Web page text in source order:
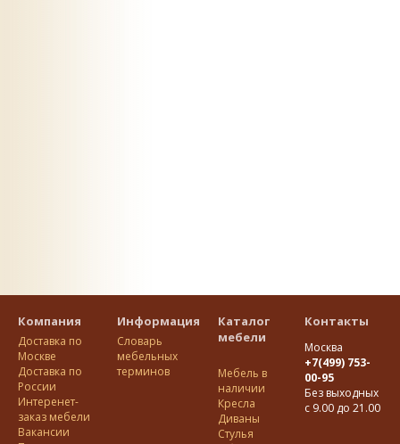
Компания
Доставка по
Москве
Доставка по
Росcии
Интеренет-
заказ мебели
Вакансии
Информация
Словарь
мебельных
терминов
Каталог
мебели
Мебель в
наличии
Кресла
Диваны
Стулья
Контакты
Москва
+7(499) 753-
00-95
Без выходных
с 9.00 до 21.00